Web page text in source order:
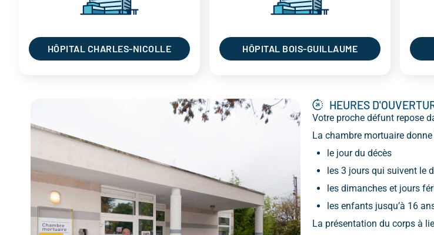
HÔPITAL CHARLES-NICOLLE HÔPITAL BOIS-GUILLAUME
HEURES
Votre proche défunt repose
La chambre mortuaire
le jour du décès
les 3 jours qui suivent le
les dimanches et jours
les enfants jusqu’à 16
La présentation du corps à